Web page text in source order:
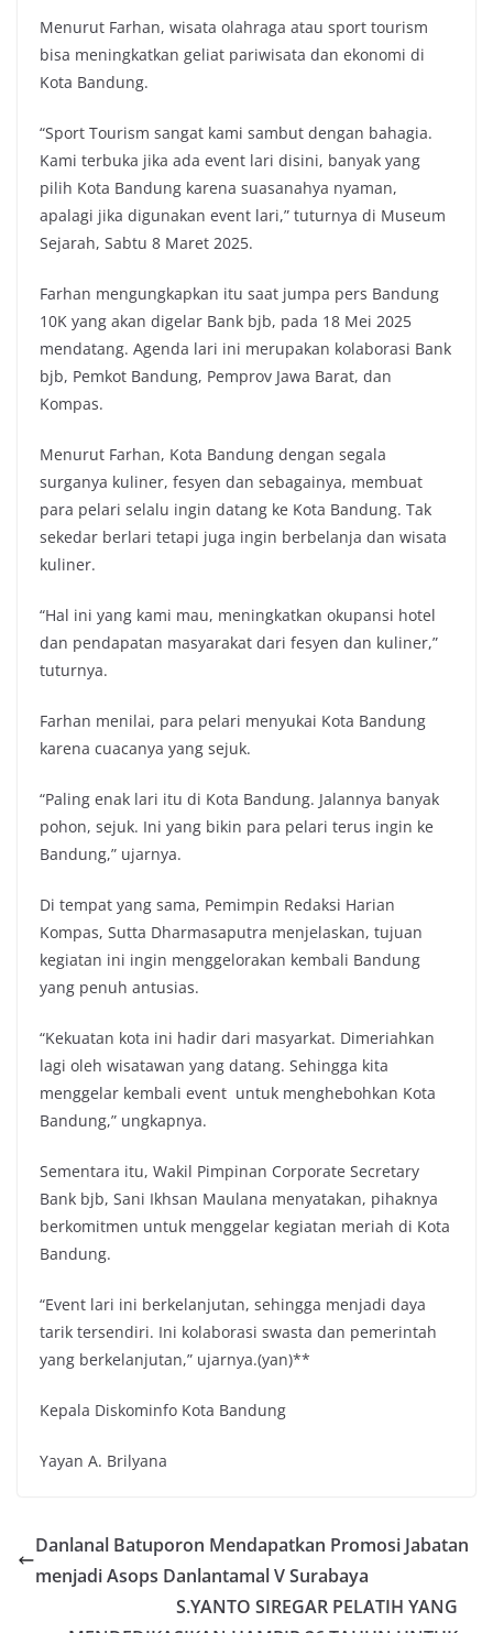
k
p
k
Menurut Farhan, wisata olahraga atau sport tourism
bisa meningkatkan geliat pariwisata dan ekonomi di
Kota Bandung.
“Sport Tourism sangat kami sambut dengan bahagia.
Kami terbuka jika ada event lari disini, banyak yang
pilih Kota Bandung karena suasanahya nyaman,
apalagi jika digunakan event lari,” tuturnya di Museum
Sejarah, Sabtu 8 Maret 2025.
Farhan mengungkapkan itu saat jumpa pers Bandung
10K yang akan digelar Bank bjb, pada 18 Mei 2025
mendatang. Agenda lari ini merupakan kolaborasi Bank
bjb, Pemkot Bandung, Pemprov Jawa Barat, dan
Kompas.
Menurut Farhan, Kota Bandung dengan segala
surganya kuliner, fesyen dan sebagainya, membuat
para pelari selalu ingin datang ke Kota Bandung. Tak
sekedar berlari tetapi juga ingin berbelanja dan wisata
kuliner.
“Hal ini yang kami mau, meningkatkan okupansi hotel
dan pendapatan masyarakat dari fesyen dan kuliner,”
tuturnya.
Farhan menilai, para pelari menyukai Kota Bandung
karena cuacanya yang sejuk.
“Paling enak lari itu di Kota Bandung. Jalannya banyak
pohon, sejuk. Ini yang bikin para pelari terus ingin ke
Bandung,” ujarnya.
Di tempat yang sama, Pemimpin Redaksi Harian
Kompas, Sutta Dharmasaputra menjelaskan, tujuan
kegiatan ini ingin menggelorakan kembali Bandung
yang penuh antusias.
“Kekuatan kota ini hadir dari masyarkat. Dimeriahkan
lagi oleh wisatawan yang datang. Sehingga kita
menggelar kembali event untuk menghebohkan Kota
Bandung,” ungkapnya.
Sementara itu, Wakil Pimpinan Corporate Secretary
Bank bjb, Sani Ikhsan Maulana menyatakan, pihaknya
berkomitmen untuk menggelar kegiatan meriah di Kota
Bandung.
“Event lari ini berkelanjutan, sehingga menjadi daya
tarik tersendiri. Ini kolaborasi swasta dan pemerintah
yang berkelanjutan,” ujarnya.(yan)**
Kepala Diskominfo Kota Bandung
Yayan A. Brilyana
Danlanal Batuporon Mendapatkan Promosi Jabatan
menjadi Asops Danlantamal V Surabaya
S.YANTO SIREGAR PELATIH YANG